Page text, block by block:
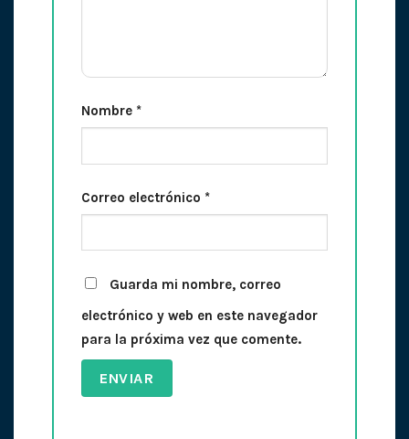
Nombre *
Correo electrónico *
Guarda mi nombre, correo
electrónico y web en este navegador
para la próxima vez que comente.